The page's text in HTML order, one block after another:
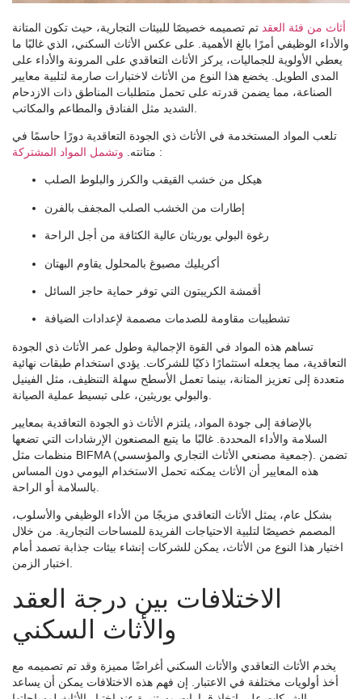
أثاث من فئة العقد تم تصميمه خصيصًا للبيئات التجارية، حيث تكون المتانة
والأداء الوظيفي أمرًا بالغ الأهمية. على عكس الأثاث السكني، الذي غالبًا ما
يعطي الأولوية للجماليات، يركز الأثاث التعاقدي على المرونة والأداء على
المدى الطويل. يخضع هذا النوع من الأثاث لاختبارات صارمة لتلبية معايير
الصناعة، مما يضمن قدرته على تحمل متطلبات المناطق ذات الازدحام
تلعب المواد المستخدمة في الأثاث ذي الجودة التعاقدية دورًا حاسمًا في
متانته. :
هيكل من خشب القيقب والكرز والبلوط الصلب
إطارات من الخشب الصلب المجفف بالفرن
رغوة البولي يوريثان عالية الكثافة من أجل الراحة
أكريليك مصبوغ بالمحلول يقاوم البهتان
أقمشة الكريبتون التي توفر حماية حاجز السائل
تشطيبات مقاومة للصدمات مصممة لإعدادات الضيافة
تساهم هذه المواد في القوة الإجمالية وطول عمر الأثاث ذي الجودة
التعاقدية، مما يجعله استثمارًا ذكيًا للشركات. يؤدي استخدام طبقات نهائية
متعددة إلى تعزيز المتانة، بينما تعمل الأسطح سهلة التنظيف، مثل الفينيل
بالإضافة إلى جودة المواد، يلتزم الأثاث ذو الجودة التعاقدية بمعايير
السلامة والأداء المحددة. غالبًا ما يتبع المصنعون الإرشادات التي تضعها
منظمات مثل BIFMA (جمعية مصنعي الأثاث التجاري والمؤسسي). تضمن
هذه المعايير أن الأثاث يمكنه تحمل الاستخدام اليومي دون المساس
بشكل عام، يمثل الأثاث التعاقدي مزيجًا من الأداء الوظيفي والأسلوب،
المصمم خصيصًا لتلبية الاحتياجات الفريدة للمساحات التجارية. من خلال
اختيار هذا النوع من الأثاث، يمكن للشركات إنشاء بيئات جذابة تصمد أمام
اختبار الزمن.
الاختلافات بين درجة العقد
والأثاث السكني
يخدم الأثاث التعاقدي والأثاث السكني أغراضًا مميزة وقد تم تصميمه مع
أخذ أولويات مختلفة في الاعتبار. إن فهم هذه الاختلافات يمكن أن يساعد